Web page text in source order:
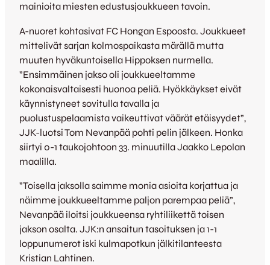
mainioita miesten edustusjoukkueen tavoin.
A-nuoret kohtasivat FC Hongan Espoosta. Joukkueet
mittelivät sarjan kolmospaikasta märällä mutta
muuten hyväkuntoisella Hippoksen nurmella.
”Ensimmäinen jakso oli joukkueeltamme
kokonaisvaltaisesti huonoa peliä. Hyökkäykset eivät
käynnistyneet sovitulla tavalla ja
puolustuspelaamista vaikeuttivat väärät etäisyydet”,
JJK-luotsi Tom Nevanpää pohti pelin jälkeen. Honka
siirtyi 0-1 taukojohtoon 33. minuutilla Jaakko Lepolan
maalilla.
”Toisella jaksolla saimme monia asioita korjattua ja
näimme joukkueeltamme paljon parempaa peliä”,
Nevanpää iloitsi joukkueensa ryhtiliikettä toisen
jakson osalta. JJK:n ansaitun tasoituksen ja 1-1
loppunumerot iski kulmapotkun jälkitilanteesta
Kristian Lahtinen.